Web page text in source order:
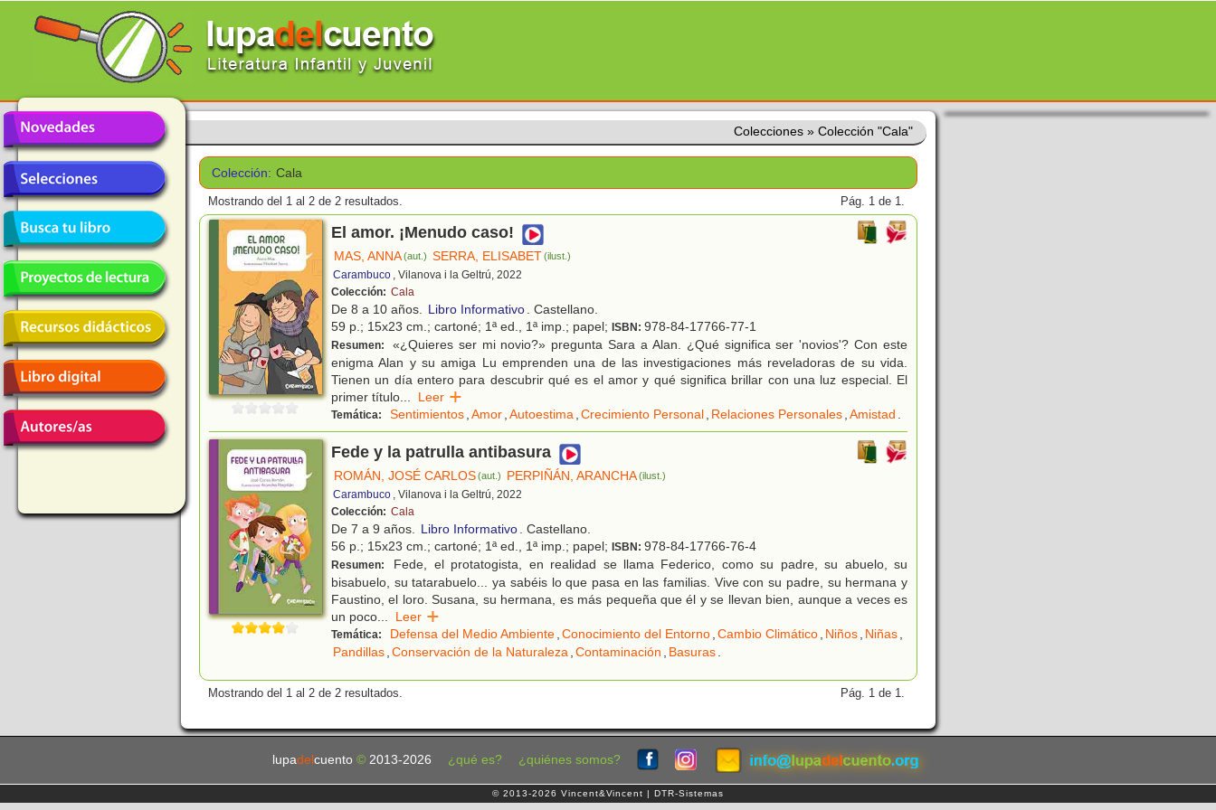
Colecciones » Colección "Cala"
Colección: Cala
Mostrando del 1 al 2 de 2 resultados. Pág. 1 de 1.
El amor. ¡Menudo caso!
MAS, ANNA(aut.) SERRA, ELISABET(ilust.)
Carambuco , Vilanova i la Geltrú, 2022
Colección: Cala
De 8 a 10 años. Libro Informativo. Castellano.
59 p.; 15x23 cm.; cartoné; 1ª ed., 1ª imp.; papel; ISBN: 978-84-17766-77-1
Resumen:
«¿Quieres ser mi novio?» pregunta Sara a Alan. ¿Qué significa ser 'novios'? Con este
enigma Alan y su amiga Lu emprenden una de las investigaciones más reveladoras de su vida.
Tienen un día entero para descubrir qué es el amor y qué significa brillar con una luz especial. El
primer título... Leer
Temática: Sentimientos,Amor,Autoestima,Crecimiento Personal, Relaciones Personales,Amistad .
Fede y la patrulla antibasura
ROMÁN, JOSÉ CARLOS(aut.) PERPIÑÁN, ARANCHA(ilust.)
Carambuco , Vilanova i la Geltrú, 2022
Colección: Cala
De 7 a 9 años. Libro Informativo. Castellano.
56 p.; 15x23 cm.; cartoné; 1ª ed., 1ª imp.; papel; ISBN: 978-84-17766-76-4
Resumen:
Fede, el protatogista, en realidad se llama Federico, como su padre, su abuelo, su
bisabuelo, su tatarabuelo... ya sabéis lo que pasa en las familias. Vive con su padre, su hermana y
Faustino, el loro. Susana, su hermana, es más pequeña que él y se llevan bien, aunque a veces es
un poco... Leer
Temática: Defensa del Medio Ambiente,Conocimiento del Entorno,Cambio Climático, Niños, Niñas,
Pandillas,Conservación de la Naturaleza,Contaminación , Basuras.
Mostrando del 1 al 2 de 2 resultados. Pág. 1 de 1.
lupadel cuento © 2013-2026 ¿qué es? ¿quiénes somos?
© 2013-2026 Vincent&Vincent | DTR-Sistemas